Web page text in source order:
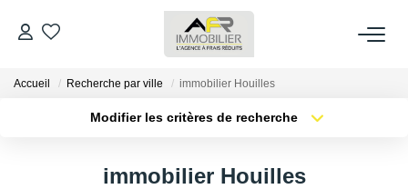
ACHETER
Accueil Recherche par ville immobilier Houilles
Modifier les critères de recherche
immobilier Houilles